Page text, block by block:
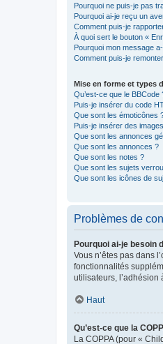
Pourquoi ne puis-je pas
Pourquoi ai-je reçu un
Comment puis-je
À quoi sert le bouton «
Pourquoi mon message
Comment puis-je
Mise en forme et types
Qu’est-ce que le BBCode
Puis-je insérer du code
Que sont les émoticônes
Puis-je insérer des
Que sont les annonces
Que sont les annonces ?
Que sont les notes ?
Que sont les sujets
Que sont les icônes de
Problèmes de
Pourquoi ai-je besoin
Vous n’êtes pas dans
fonctionnalités
utilisateurs, l’adhésion
Haut
Qu’est-ce que la
La COPPA (pour «